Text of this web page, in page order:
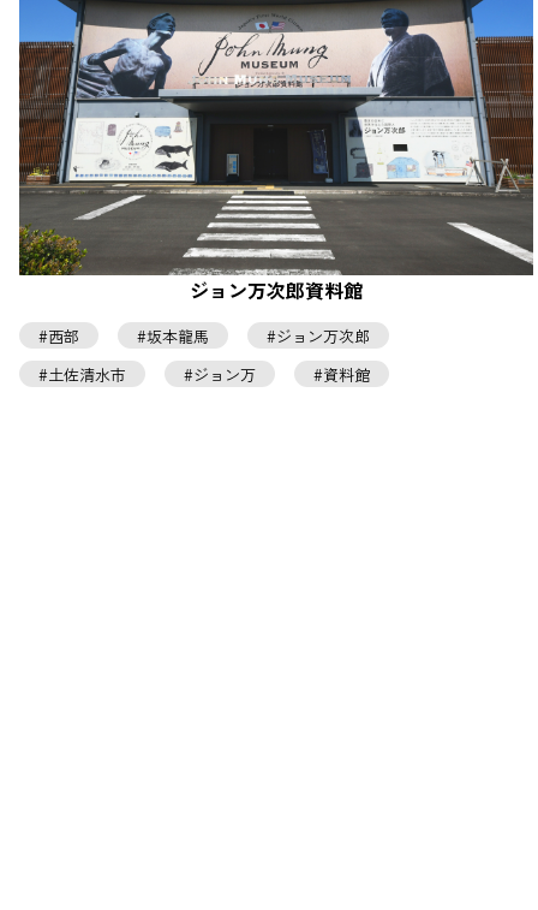
ジョン万次郎資料館
西部 坂本龍馬
ジョン万次郎
土佐清水市
ジョン万 資料館